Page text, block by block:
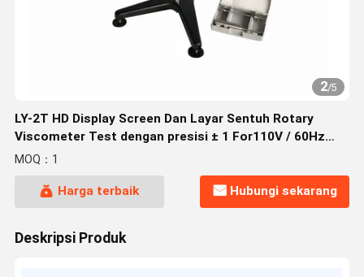
2/5
LY-2T HD Display Screen Dan Layar Sentuh Rotary
Viscometer Test dengan presisi ± 1 For110V / 60Hz
atau 220V / 50Hz
MOQ：1
Harga terbaik Hubungi sekarang
Deskripsi Produk